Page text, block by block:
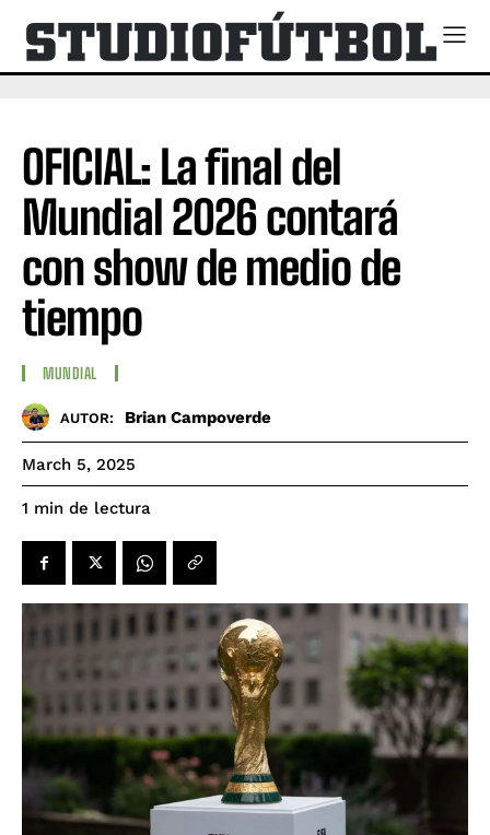
OFICIAL: La final del
Mundial 2026 contará
con show de medio de
tiempo
MUNDIAL
AUTOR: Brian Campoverde
March 5, 2025
1 min de lectura